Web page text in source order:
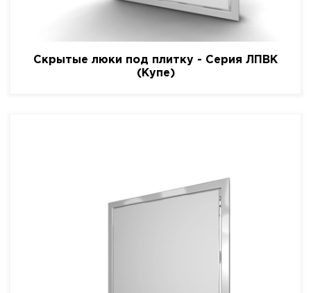
Скрытые люки под плитку - Серия ЛПВК
(Купе)